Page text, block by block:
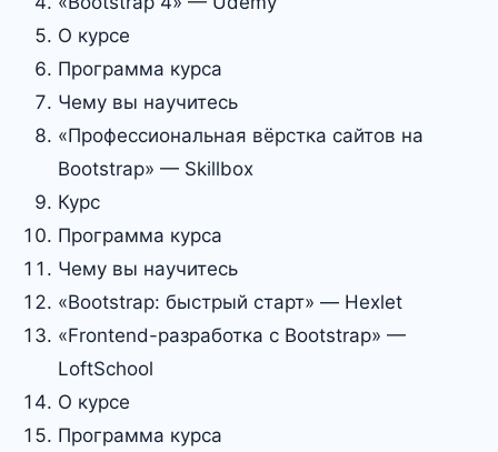
О курсе
Программа курса
Чему вы научитесь
«Профессиональная вёрстка сайтов на
Bootstrap» — Skillbox
Курс
Программа курса
Чему вы научитесь
«Bootstrap: быстрый старт» — Hexlet
«Frontend-разработка с Bootstrap» —
LoftSchool
О курсе
Программа курса